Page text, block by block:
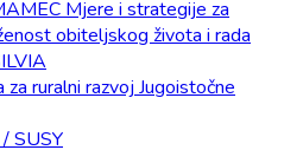
Mjere i strategije za
obiteljskog života i rada
ruralni razvoj Jugoistočne
SUSY